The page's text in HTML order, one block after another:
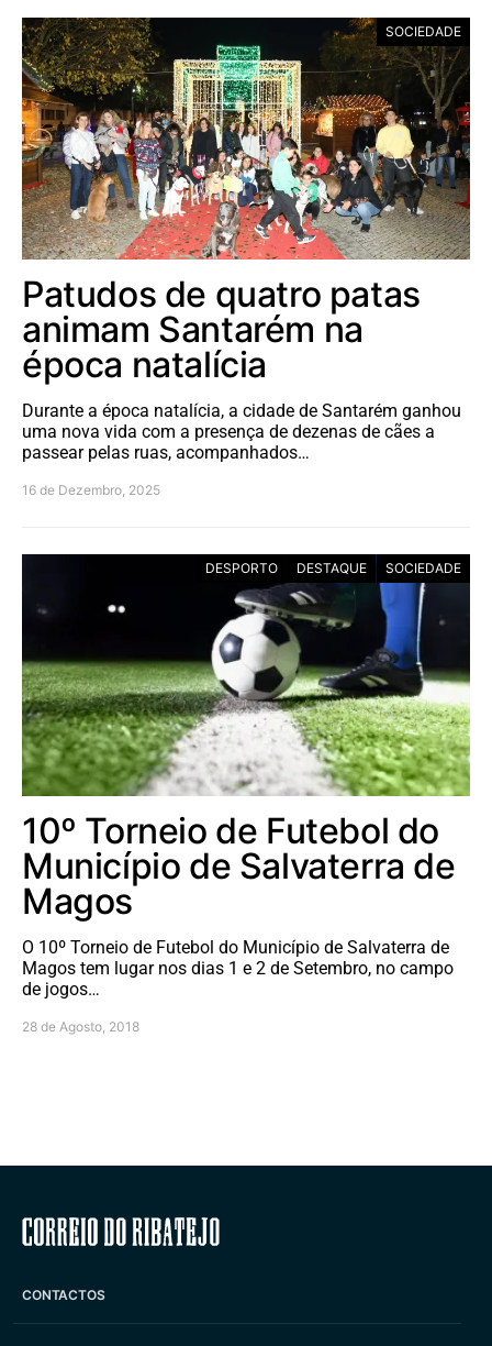
SOCIEDADE
Patudos de quatro patas
animam Santarém na
época natalícia
Durante a época natalícia, a cidade de Santarém ganhou
uma nova vida com a presença de dezenas de cães a
passear pelas ruas, acompanhados…
16 de Dezembro, 2025
DESPORTO DESTAQUE SOCIEDADE
10º Torneio de Futebol do
Município de Salvaterra de
Magos
O 10º Torneio de Futebol do Município de Salvaterra de
Magos tem lugar nos dias 1 e 2 de Setembro, no campo
de jogos…
28 de Agosto, 2018
Correio do Ribatejo
CONTACTOS